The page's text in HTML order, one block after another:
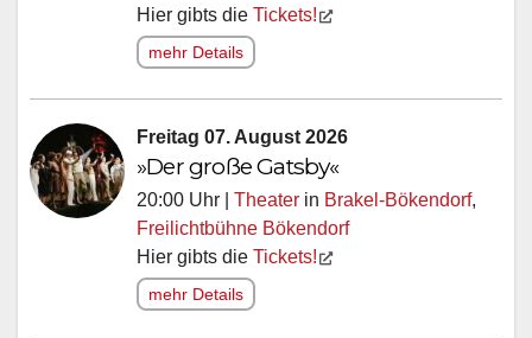
Hier gibts die Tickets!
mehr Details
Freitag 07. August 2026
»Der große Gatsby«
20:00 Uhr | Theater in Brakel-Bökendorf,
Freilichtbühne Bökendorf
Hier gibts die Tickets!
mehr Details